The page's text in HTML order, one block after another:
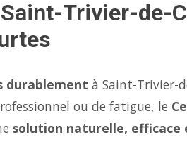
Trivier-de-
durablement à Saint-Trivier-
ou de fatigue, le
solution naturelle, efficace